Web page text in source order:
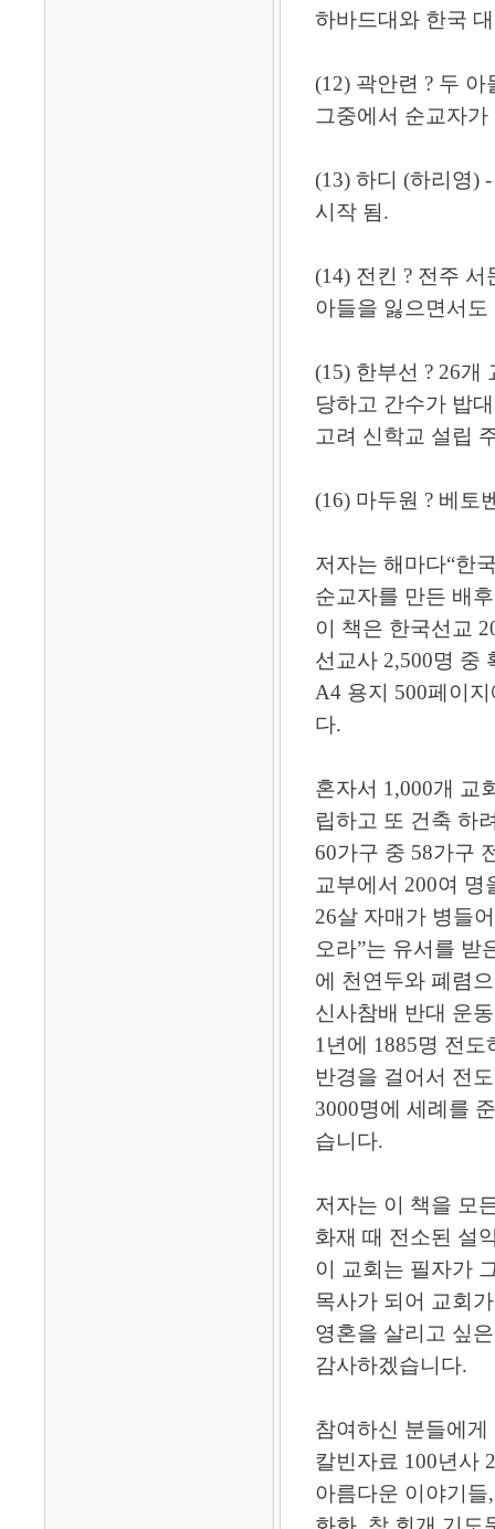
하바드대와 한국
(12) 곽안련 ? 두
그중에서 순교자
(13) 하디 (하리영)
시작 됨.
(14) 전킨 ? 전주
아들을 잃으면서
(15) 한부선 ? 26개
당하고 간수가 밥
고려 신학교 설립
(16) 마두원 ? 베토
저자는 해마다“한
순교자를 만든 배
이 책은 한국선교
선교사 2,500명 중
A4 용지 500페이
다.
혼자서 1,000개 교
립하고 또 건축 하
60가구 중 58가구
교부에서 200여 명
26살 자매가 병들
오라”는 유서를 받
에 천연두와 폐렴
신사참배 반대 운
1년에 1885명 전
반경을 걸어서 전
3000명에 세례를
습니다.
저자는 이 책을 모
화재 때 전소된 설
이 교회는 필자가
목사가 되어 교회
영혼을 살리고 싶
감사하겠습니다.
참여하신 분들에게
칼빈자료 100년사
아름다운 이야기